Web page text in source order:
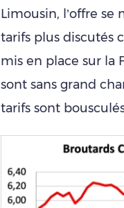
Limousin, l’offre
tarifs plus discutés
mis en place sur la
sont sans grand
tarifs sont